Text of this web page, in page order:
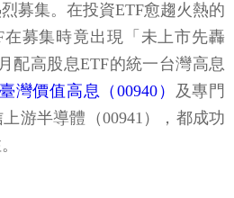
募集。在投資ETF愈趨火熱的
募集時竟出現「未上市先轟
配高股息ETF的統一台灣高息
灣價值高息（00940） 及專門
游半導體（00941），都成功